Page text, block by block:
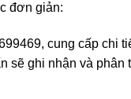
đơn giản:
cung cấp chi
sẽ ghi nhận và phân